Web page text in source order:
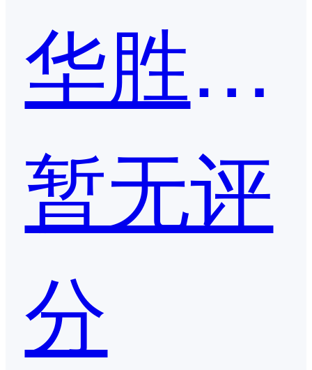
华胜天成
暂无评
分